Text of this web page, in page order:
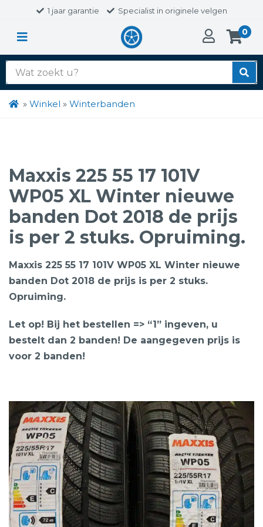
1 jaar garantie Specialist in originele velgen
0
Zoek
naar:
» Winkel » Winterbanden
Maxxis 225 55 17 101V
WP05 XL Winter nieuwe
banden Dot 2018 de prijs
is per 2 stuks. Opruiming.
Maxxis 225 55 17 101V WP05 XL Winter nieuwe
banden Dot 2018 de prijs is per 2 stuks.
Opruiming.
Let op! Bij het bestellen => “1” ingeven, u
bestelt dan 2 banden! De aangegeven prijs is
voor 2 banden!